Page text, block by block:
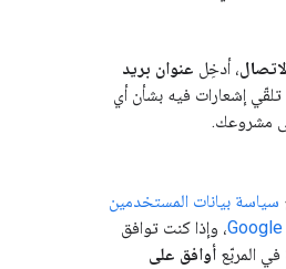
، أدخِل عنوان بريد
إشعارات فيه بشأن أي
مشروعك.
سياسة بيانات المستخدمين
، وإذا كنت توافق
المربّع أوافق على